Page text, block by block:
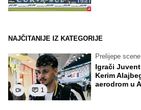
NAJČITANIJE IZ KATEGORIJE
1
Prelijepe
Igrači
Kerim
aerodrom u